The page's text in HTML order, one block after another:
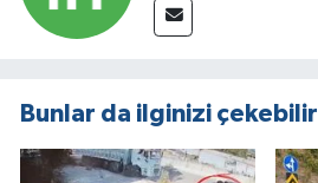
Bunlar da ilginizi çekebilir